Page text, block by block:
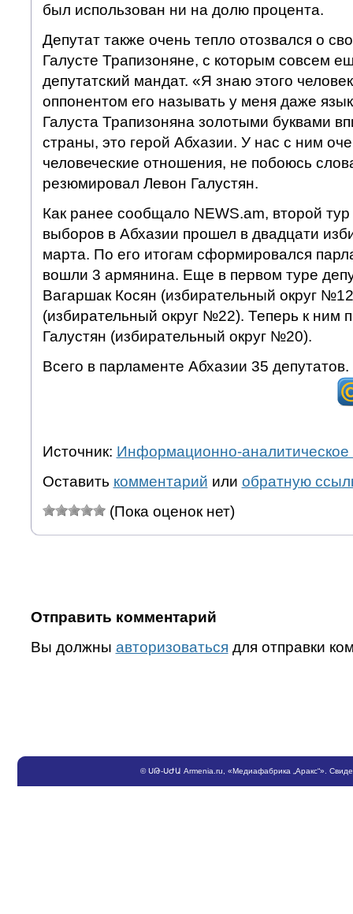
был использован ни на долю процента.
Депутат также очень тепло отозвался о
Галусте Трапизоняне, с которым совсем
депутатский мандат. «Я знаю этого
оппонентом его называть у меня даже
Галуста Трапизоняна золотыми буквами
страны, это герой Абхазии. У нас с ним
человеческие отношения, не побоюсь
резюмировал Левон Галустян.
Как ранее сообщало NEWS.am, второй
выборов в Абхазии прошел в двадцати
марта. По его итогам сформировался
вошли 3 армянина. Еще в первом туре
Вагаршак Косян (избирательный округ
(избирательный округ №22). Теперь к ним
Галустян (избирательный округ №20).
Всего в парламенте Абхазии 35 депутатов.
Источник: Информационно-аналитическое
Оставить комментарий или обратную
(Пока оценок нет)
Отправить комментарий
Вы должны авторизоваться для отправки
©ՍԹ-ՍԺԱ Armenia.ru , «Медиафабрика „Аракс“».